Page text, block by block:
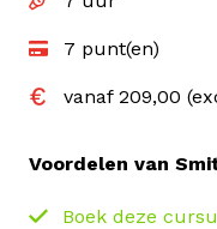
7 punt(en)
vanaf 209,00
Voordelen van
Boek deze